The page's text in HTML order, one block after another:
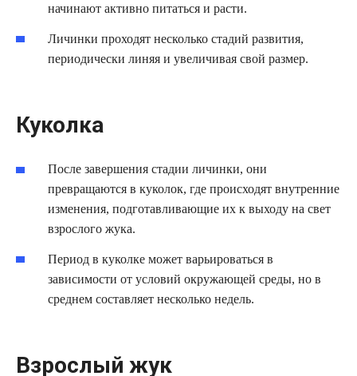
начинают активно питаться и расти.
Личинки проходят несколько стадий развития,
периодически линяя и увеличивая свой размер.
Куколка
После завершения стадии личинки, они
превращаются в куколок, где происходят внутренние
изменения, подготавливающие их к выходу на свет
взрослого жука.
Период в куколке может варьироваться в
зависимости от условий окружающей среды, но в
среднем составляет несколько недель.
Взрослый жук